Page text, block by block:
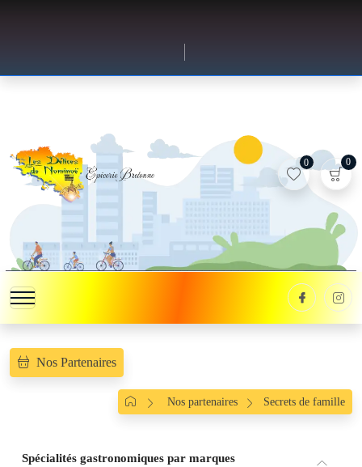
0 0
Nos Partenaires
Nos partenaires Secrets de famille
Spécialités gastronomiques par marques